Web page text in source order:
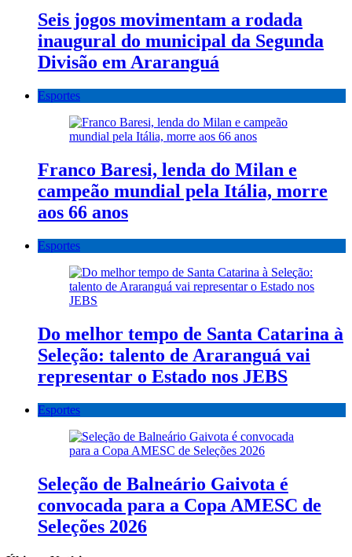
Seis jogos movimentam a rodada
inaugural do municipal da Segunda
Divisão em Araranguá
Esportes
Franco Baresi, lenda do Milan e
campeão mundial pela Itália, morre
aos 66 anos
Esportes
Do melhor tempo de Santa Catarina à
Seleção: talento de Araranguá vai
representar o Estado nos JEBS
Esportes
Seleção de Balneário Gaivota é
convocada para a Copa AMESC de
Seleções 2026